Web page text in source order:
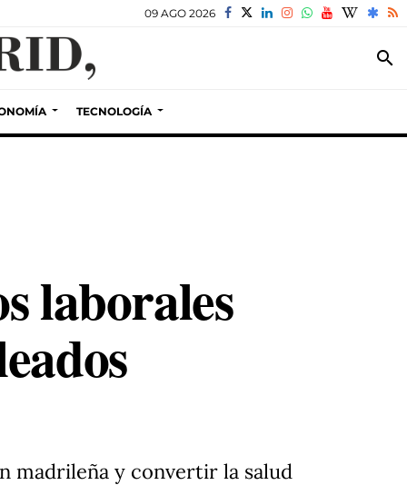
09 AGO 2026
search
TECNOLOGÍA
laborales
madrileña y convertir la salud